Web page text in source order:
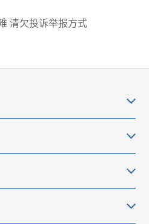
清欠投诉举报方式